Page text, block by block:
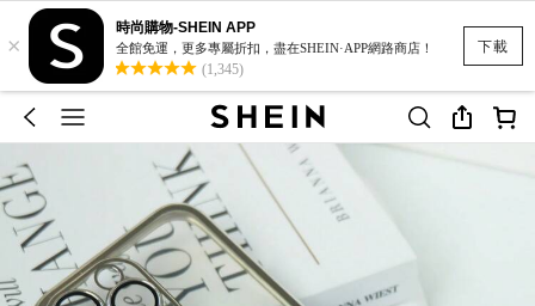
下載
×
時尚購物-SHEIN APP
全館免運，更多專屬折扣，盡在SHEIN·APP網路商店！
(1,345)